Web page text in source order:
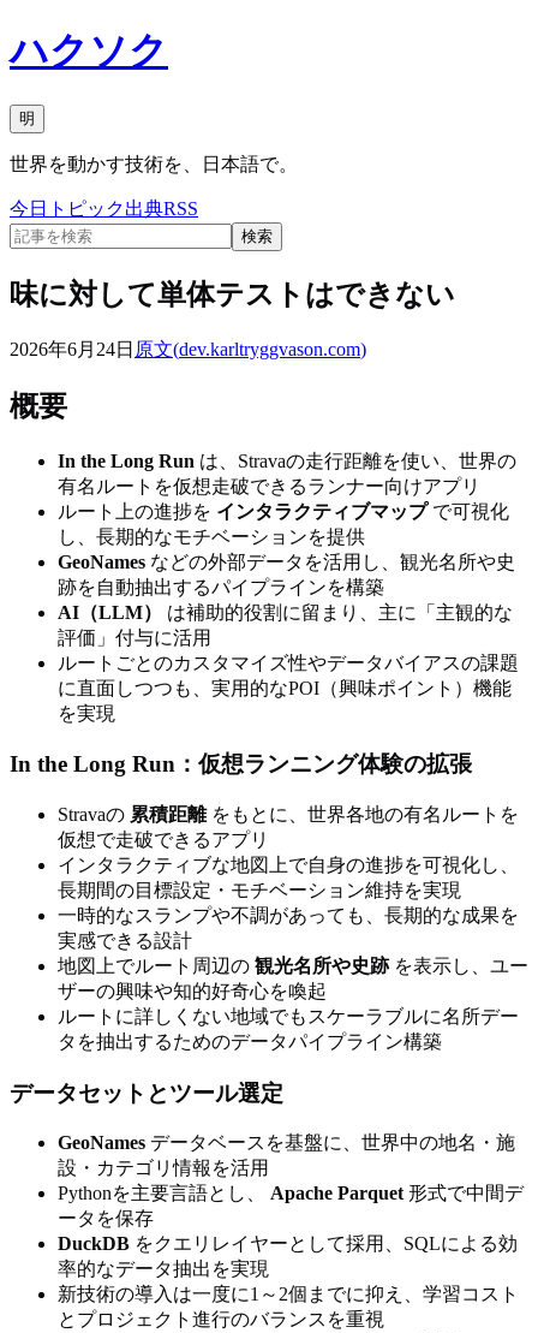
ハクソク
明
世界を動かす技術を、日本語で。
今日 トピック出典RSS
検索
味に対して単体テストはできない
2026年6月24日 原文(dev.karltryggvason.com)
概要
In the Long Run は、Stravaの走行距離を使い、世界の
有名ルートを仮想走破できるランナー向けアプリ
ルート上の進捗を インタラクティブマップで可視化
し、長期的なモチベーションを提供
GeoNames などの外部データを活用し、観光名所や史
跡を自動抽出するパイプラインを構築
AI（LLM）
は補助的役割に留まり、主に「主観的な
評価」付与に活用
ルートごとのカスタマイズ性やデータバイアスの課題
に直面しつつも、実用的なPOI（興味ポイント）機能
を実現
In the Long Run：仮想ランニング体験の拡張
Stravaの 累積距離をもとに、世界各地の有名ルートを
仮想で走破できるアプリ
インタラクティブな地図上で自身の進捗を可視化し、
長期間の目標設定・モチベーション維持を実現
一時的なスランプや不調があっても、長期的な成果を
実感できる設計
地図上でルート周辺の 観光名所や史跡を表示し、ユー
ザーの興味や知的好奇心を喚起
ルートに詳しくない地域でもスケーラブルに名所デー
タを抽出するためのデータパイプライン構築
データセットとツール選定
GeoNames データベースを基盤に、世界中の地名・施
設・カテゴリ情報を活用
Pythonを主要言語とし、 Apache Parquet 形式で中間デ
ータを保存
DuckDB をクエリレイヤーとして採用、SQLによる効
率的なデータ抽出を実現
新技術の導入は一度に1～2個までに抑え、学習コスト
とプロジェクト進行のバランスを重視